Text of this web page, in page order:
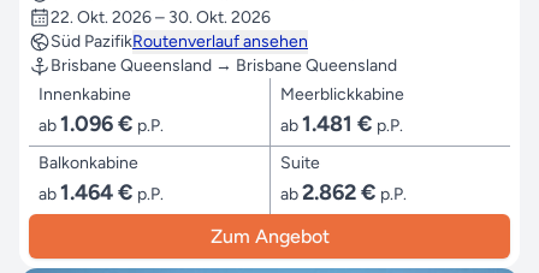
22. Okt. 2026 – 30. Okt. 2026
Süd PazifikRoutenverlauf ansehen
Brisbane Queensland → Brisbane Queensland
Innenkabine
ab1.096 € p.P.
Meerblickkabine
ab1.481 € p.P.
Balkonkabine
ab1.464 € p.P.
Suite
ab2.862 € p.P.
Zum Angebot